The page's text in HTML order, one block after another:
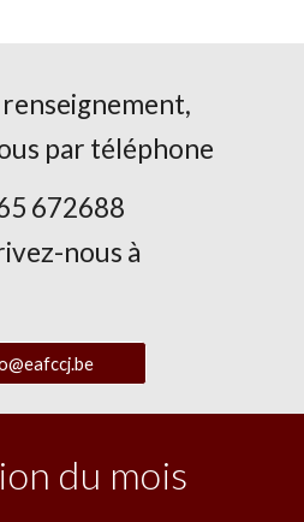
par téléphone
672688
nous à
du mois